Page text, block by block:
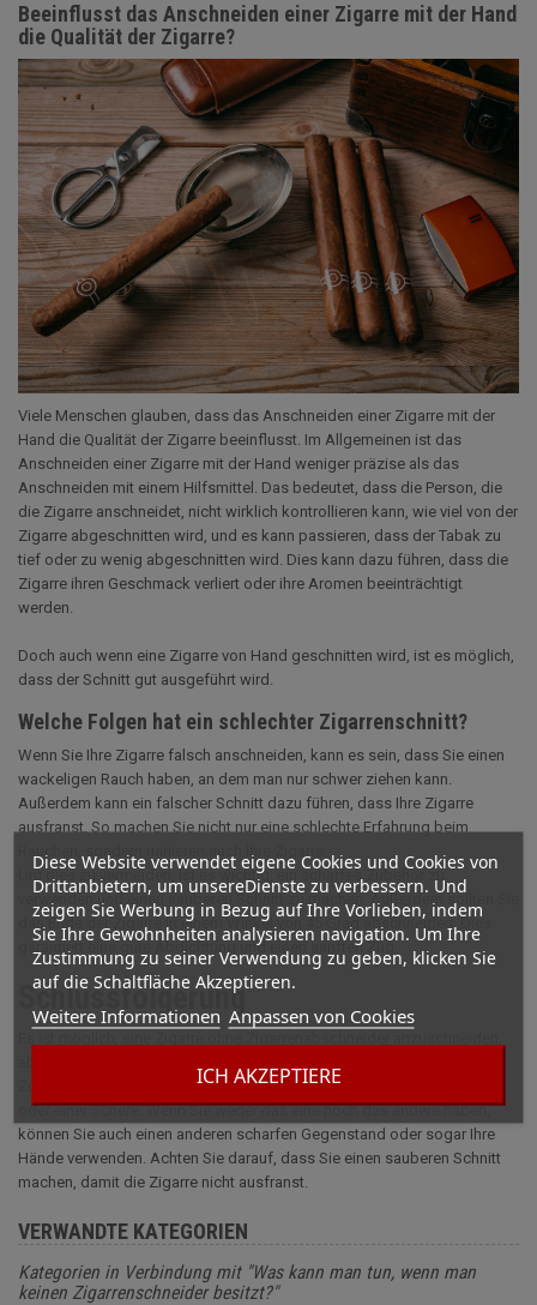
Diese Website verwendet eigene Cookies und Cookies von
Drittanbietern, um unsereDienste zu verbessern. Und
zeigen Sie Werbung in Bezug auf Ihre Vorlieben, indem
Sie Ihre Gewohnheiten analysieren navigation. Um Ihre
Zustimmung zu seiner Verwendung zu geben, klicken Sie
auf die Schaltfläche Akzeptieren.
Weitere Informationen Anpassen von Cookies
ICH AKZEPTIERE
Beeinflusst das Anschneiden einer Zigarre mit der Hand
die Qualität der Zigarre?
Viele Menschen glauben, dass das Anschneiden einer Zigarre mit der
Hand die Qualität der Zigarre beeinflusst. Im Allgemeinen ist das
Anschneiden einer Zigarre mit der Hand weniger präzise als das
Anschneiden mit einem Hilfsmittel. Das bedeutet, dass die Person, die
die Zigarre anschneidet, nicht wirklich kontrollieren kann, wie viel von der
Zigarre abgeschnitten wird, und es kann passieren, dass der Tabak zu
tief oder zu wenig abgeschnitten wird. Dies kann dazu führen, dass die
Zigarre ihren Geschmack verliert oder ihre Aromen beeinträchtigt
werden.
Doch auch wenn eine Zigarre von Hand geschnitten wird, ist es möglich,
dass der Schnitt gut ausgeführt wird.
Welche Folgen hat ein schlechter Zigarrenschnitt?
Wenn Sie Ihre Zigarre falsch anschneiden, kann es sein, dass Sie einen
wackeligen Rauch haben, an dem man nur schwer ziehen kann.
Außerdem kann ein falscher Schnitt dazu führen, dass Ihre Zigarre
ausfranst. So machen Sie nicht nur eine schlechte Erfahrung beim
Um dies zu vermeiden, ist es wichtig, ein scharfes Zubehör zu
verwenden und einen sauberen Schnitt zu machen. Außerdem sollten Sie
das Ende der Zigarre in einem Winkel von 45 Grad abschneiden. Dies
garantiert eine gute Abdichtung und einen sanften Zug.
Schlussfolgerung
Zubehör anzuschneiden, ist die Verwendung eines scharfen Messers
oder einer Schere. Wenn Sie weder das eine noch das andere haben,
können Sie auch einen anderen scharfen Gegenstand oder sogar Ihre
Hände verwenden. Achten Sie darauf, dass Sie einen sauberen Schnitt
machen, damit die Zigarre nicht ausfranst.
VERWANDTE KATEGORIEN
Kategorien in Verbindung mit "Was kann man tun, wenn man
keinen Zigarrenschneider besitzt?"